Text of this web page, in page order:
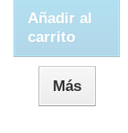
Añadir al
carrito
Más